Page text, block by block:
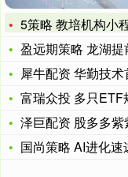
5策略 教培机构小程序开发费用，知识付费小程
盈远期策略 龙湖提
犀牛配资 华勤技
富瑞众投 多只ETF
泽巨配资 股多多
国尚策略 AI进化速